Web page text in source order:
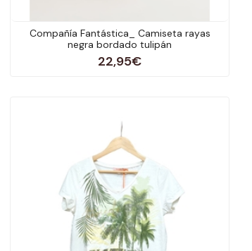
Compañía Fantástica_ Camiseta rayas
negra bordado tulipán
22,95€